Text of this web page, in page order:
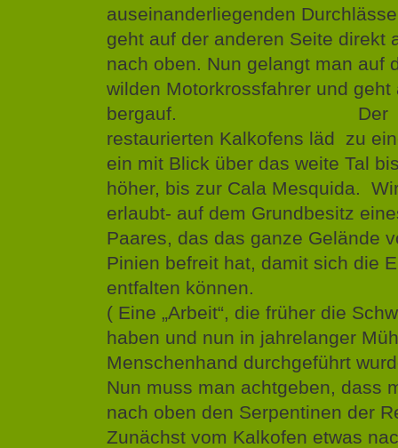
auseinanderliegenden
geht auf der anderen Seite direkt
nach oben. Nun gelangt man auf
wilden Motorkrossfahrer und geht
bergauf. Der
restaurierten Kalkofens läd zu
ein mit Blick über das weite Tal
höher, bis zur Cala Mesquida.
erlaubt- auf dem Grundbesitz
Paares, das das ganze Gelände
Pinien befreit hat, damit sich die
entfalten können.
( Eine „Arbeit“, die früher die
haben und nun in jahrelanger
Menschenhand durchgeführt
Nun muss man achtgeben, dass
nach oben den Serpentinen der
Zunächst vom Kalkofen etwas